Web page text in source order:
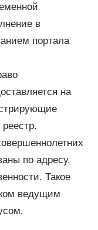
в
портала
на
по адресу.
Такое
ведущим